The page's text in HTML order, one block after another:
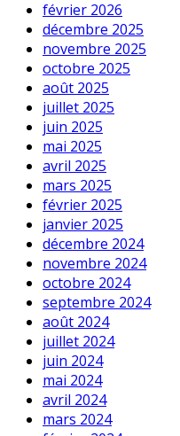
février 2026
décembre 2025
novembre 2025
octobre 2025
août 2025
juillet 2025
juin 2025
mai 2025
avril 2025
mars 2025
février 2025
janvier 2025
décembre 2024
novembre 2024
octobre 2024
septembre 2024
août 2024
juillet 2024
juin 2024
mai 2024
avril 2024
mars 2024